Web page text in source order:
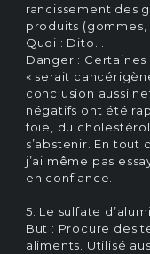
rancissement des
produits (gommes,
Quoi : Dito...
Danger :
« serait
conclusion aussi
négatifs ont été
foie, du
s’abstenir. En tout
j’ai même pas
en confiance.
5. Le sulfate
But : Procure des
aliments. Utilisé